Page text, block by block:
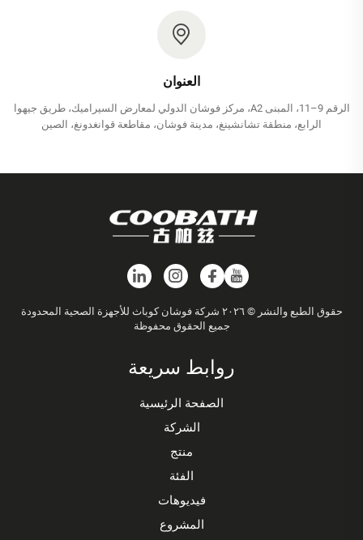
العنوان
الرقم 9–11، المبنى A2، مركز فوشان الدولي لمعارض السيراميك، طريق جيهوا
الرابع، منطقة تشانشينغ، مدينة فوشان، مقاطعة قوانغدونغ، الصين
حقوق الطبع والنشر © ٢٠٢٦ شركة فوشان كوباث للأجهزة الصحية المحدودة
جميع الحقوق محفوظة
روابط سريعة
الصفحة الرئيسية
الشركة
منتج
الفئة
فيديوهات
المشروع